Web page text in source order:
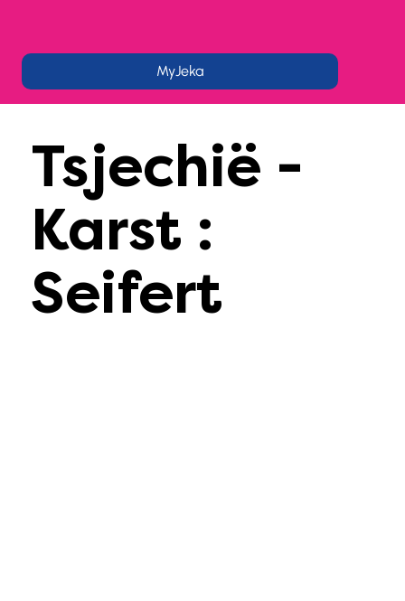
MyJeka
Tsjechië -
Karst :
Seifert